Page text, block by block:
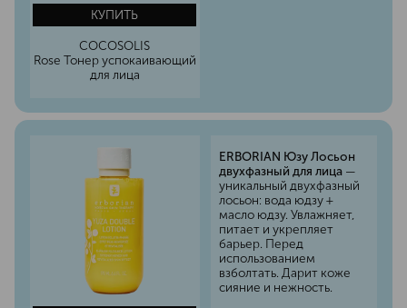
КУПИТЬ
COCOSOLIS
Rose Тонер успокаивающий
для лица
ERBORIAN Юзу Лосьон
двухфазный для лица—
уникальный двухфазный
лосьон: вода юдзу +
масло юдзу. Увлажняет,
питает и укрепляет
барьер. Перед
использованием
взболтать. Дарит коже
сияние и нежность.